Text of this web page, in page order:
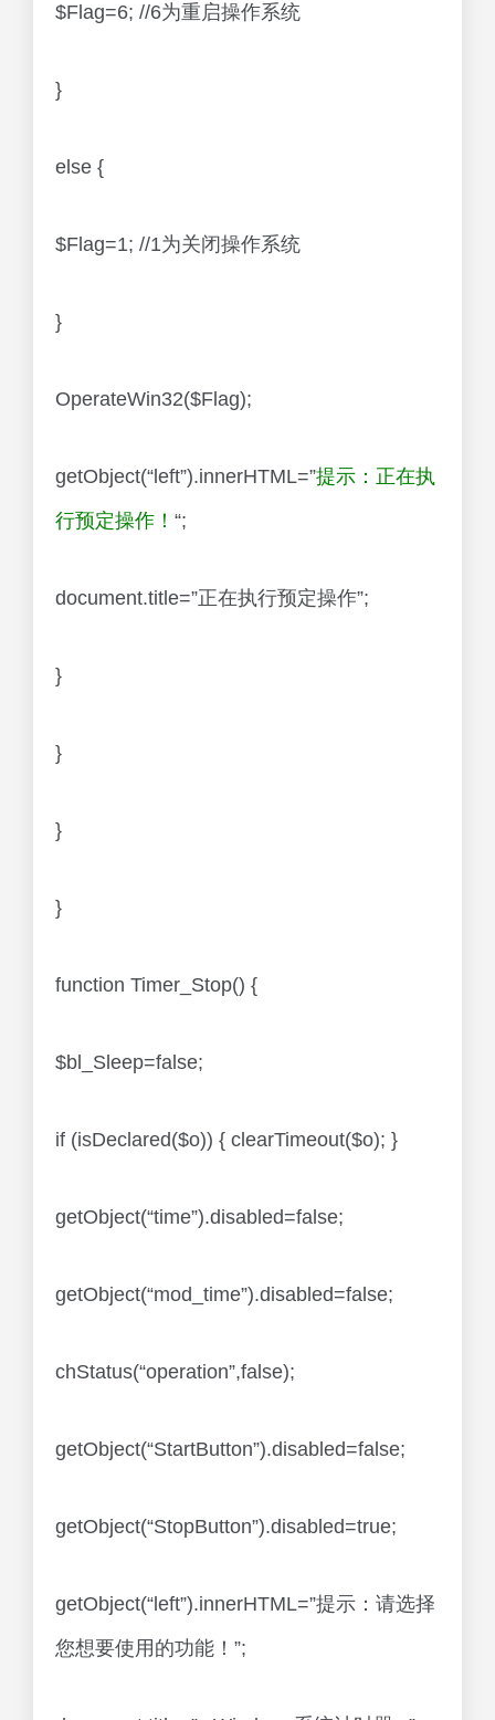
$Flag=6; //6为重启操作系统
}
else {
$Flag=1; //1为关闭操作系统
}
OperateWin32($Flag);
getObject(“left”).innerHTML=”提示：正在执
行预定操作！ “;
document.title=”正在执行预定操作”;
}
}
}
}
function Timer_Stop() {
$bl_Sleep=false;
if (isDeclared($o)) { clearTimeout($o); }
getObject(“time”).disabled=false;
getObject(“mod_time”).disabled=false;
chStatus(“operation”,false);
getObject(“StartButton”).disabled=false;
getObject(“StopButton”).disabled=true;
getObject(“left”).innerHTML=”提示：请选择
您想要使用的功能！”;